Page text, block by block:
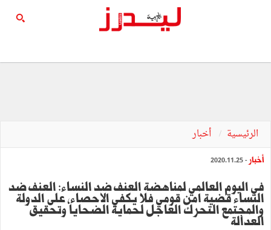
الرئيسية أخبار
أخبار - 2020.11.25
في اليوم العالمي لمناهضة العنف ضد النساء: العنف ضد
النساء قضية امن قومي فلا يكفي الاحصاء، على الدولة
والمجتمع التحرك العاجل لحماية الضحايا وتحقيق
العدالة